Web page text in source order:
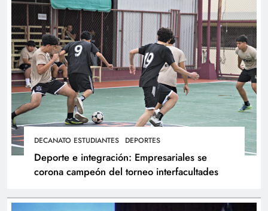
DECANATO ESTUDIANTES DEPORTES
Deporte e integración: Empresariales se
corona campeón del torneo interfacultades